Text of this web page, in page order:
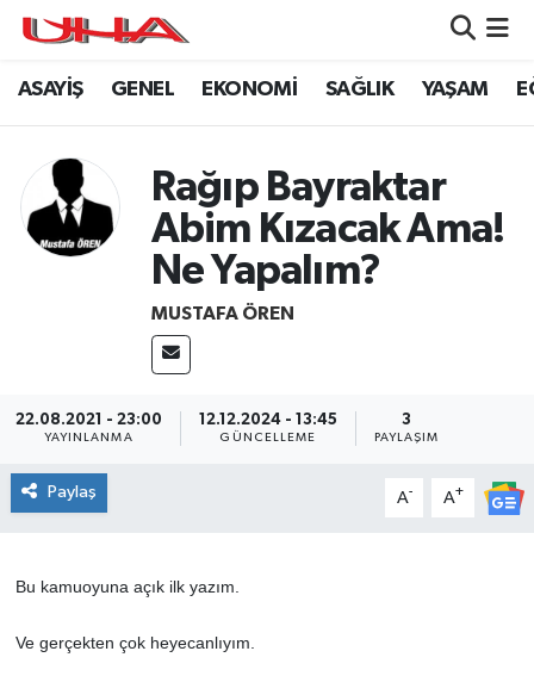
ASAYİŞ GENEL EKONOMİ SAĞLIK YAŞAM
Rağıp Bayraktar
Abim Kızacak Ama!
Ne Yapalım?
MUSTAFA ÖREN
22.08.2021 - 23:00
YAYINLANMA
12.12.2024 - 13:45
GÜNCELLEME
3
PAYLAŞIM
Paylaş A- A+
Bu kamuoyuna açık ilk yazım.
Ve gerçekten çok heyecanlıyım.
ASAYİŞ
GENEL
EĞİTİM
DÜNYA
Nöbetçi Eczaneler
Namaz Vakitleri
Trafik Durumu
Puan Durumu ve Fikstür
Haber Arşivi